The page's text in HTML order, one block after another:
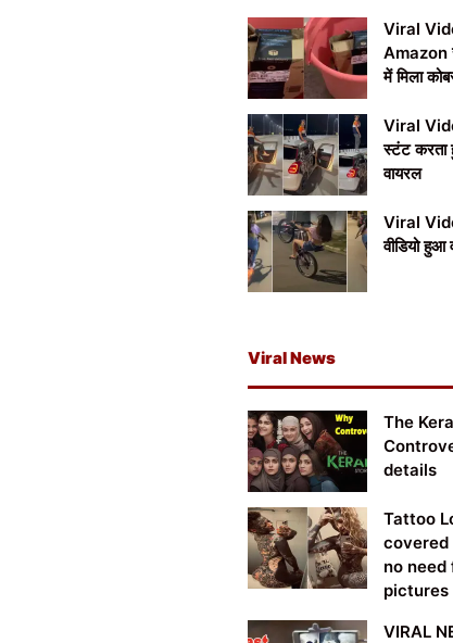
Viral
Amazon
में मिला
Viral
स्टंट करता
वायरल
Viral
वीडियो हुआ
Viral News
The
details
Tattoo
covered
no
pictures
VIRAL